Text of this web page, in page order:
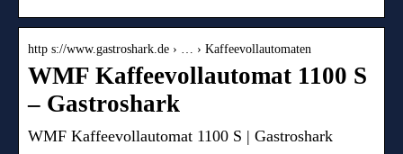
http s://www.gastroshark.de › … › Kaffeevollautomaten
WMF Kaffeevollautomat 1100 S
– Gastroshark
WMF Kaffeevollautomat 1100 S | Gastroshark